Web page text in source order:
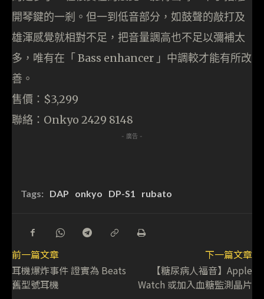
開琴鍵的一剎。但一到低音部分，如鼓聲的敲打及
雄渾感覺就相對不足，把音量調高也不足以彌補太
多，唯有在「 Bass enhancer 」中調較才能有所改
善。
售價：$3,299
聯絡：Onkyo 2429 8148
- 廣告 -
Tags: DAP onkyo DP-S1 rubato
前一篇文章
耳機爆炸事件 證實為 Beats
舊型號耳機
下一篇文章
【糖尿病人福音】Apple
Watch 或加入血糖監測晶片